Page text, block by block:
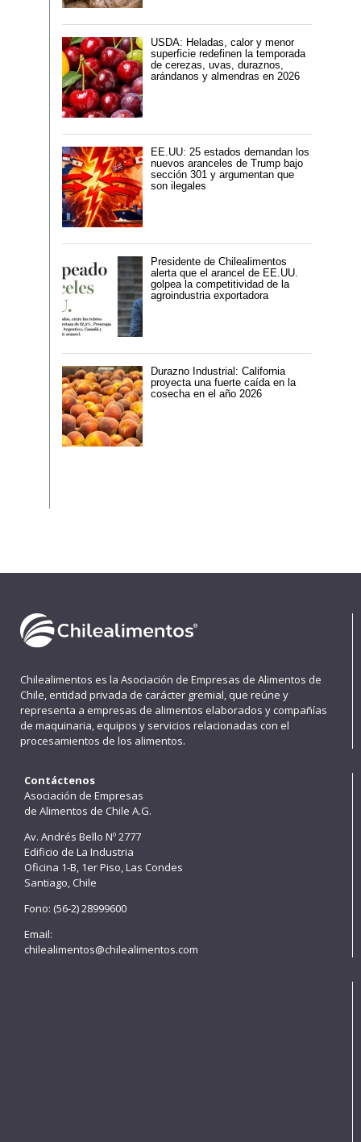
USDA: Heladas, calor y menor
superficie redefinen la temporada
de cerezas, uvas, duraznos,
arándanos y almendras en 2026
EE.UU: 25 estados demandan los
nuevos aranceles de Trump bajo
sección 301 y argumentan que
son ilegales
Presidente de Chilealimentos
alerta que el arancel de EE.UU.
golpea la competitividad de la
agroindustria exportadora
Durazno Industrial: California
proyecta una fuerte caída en la
cosecha en el año 2026
Chilealimentos es la Asociación de Empresas de Alimentos de
Chile, entidad privada de carácter gremial, que reúne y
representa a empresas de alimentos elaborados y compañías
de maquinaria, equipos y servicios relacionadas con el
procesamientos de los alimentos.
Contáctenos
Asociación de Empresas
de Alimentos de Chile A.G.
Av. Andrés Bello Nº 2777
Edificio de La Industria
Oficina 1-B, 1er Piso, Las Condes
Santiago, Chile
Fono: (56-2) 28999600
Email:
chilealimentos@chilealimentos.com